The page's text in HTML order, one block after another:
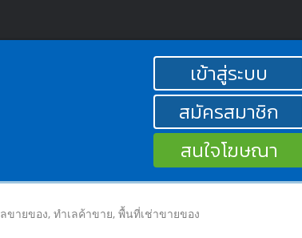
เข้าสู่ระบบ
สมัครสมาชิก
สนใจโฆษณา
ายของ, ทำเลค้าขาย, พื้นที่เช่าขายของ